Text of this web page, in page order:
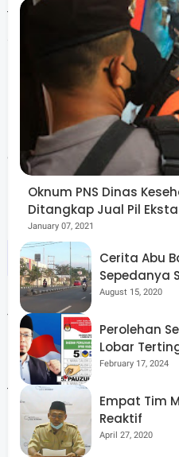
toleransi dan cinta Alloh .
semua muslim itu saudara
Komjen senang dengan
kaum Tionghoa di NTB
dengan lingkungannya. "
ImLek di NTB yang berjalan
Terkait usulan Rektor
pembukaan program
Mandarin , pihak nya
tersebut. " Kami akan
kerjasama dengan UNU ini,'
Oknum PNS Dinas
Ditangkap Jual Pil
January 07, 2021
Cerita Abu
Sepedanya
August 15, 2020
Perolehan
Lobar
Berpeluang
February 17, 2024
Empat Tim
Reaktif
April 27, 2020